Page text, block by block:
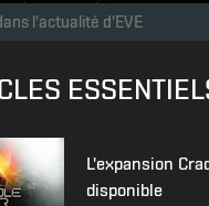
L'expansion
disponible